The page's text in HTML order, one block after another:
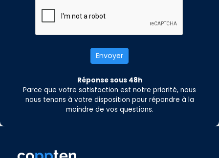
Réponse sous 48h
Parce que votre satisfaction est notre priorité, nous
nous tenons à votre disposition pour répondre à la
moindre de vos questions.